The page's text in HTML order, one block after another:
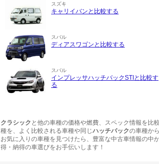
スズキ
キャリイバンと比較する
スバル
ディアスワゴンと比較する
スバル
インプレッサハッチバックSTIと比較す
る
クラシック と他の車種の価格や燃費、スペック情報を比
種を、よく比較される車種や同じハッチバックの車種か
お気に入りの車種を見つけたら、豊富な中古車情報の中
得・納得の車選びをお手伝いします！